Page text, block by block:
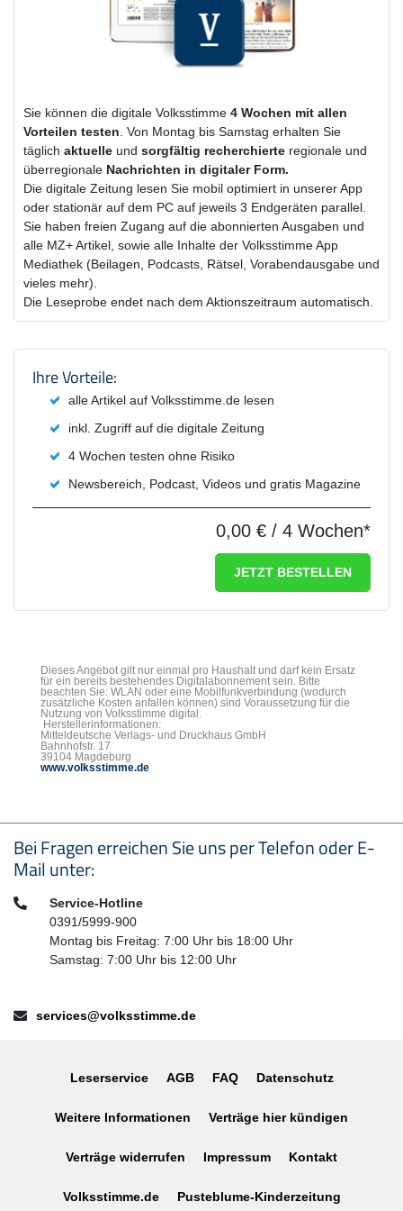
Sie können die digitale Volksstimme 4 Wochen mit allen
Vorteilen testen . Von Montag bis Samstag erhalten Sie
täglich aktuelle und sorgfältig recherchierte regionale und
überregionale Nachrichten in digitaler Form.
Die digitale Zeitung lesen Sie mobil optimiert in unserer App
oder stationär auf dem PC auf jeweils 3 Endgeräten parallel.
Sie haben freien Zugang auf die abonnierten Ausgaben und
alle MZ+ Artikel, sowie alle Inhalte der Volksstimme App
Mediathek (Beilagen, Podcasts, Rätsel, Vorabendausgabe und
vieles mehr).
Die Leseprobe endet nach dem Aktionszeitraum automatisch.
Produktzusammenfassung und
Ihre Vorteile:
alle Artikel auf Volksstimme.de lesen
inkl. Zugriff auf die digitale Zeitung
4 Wochen testen ohne Risiko
Newsbereich, Podcast, Videos und gratis Magazine
0,00 € / 4 Wochen*
JETZT BESTELLEN
Dieses Angebot gilt nur einmal pro Haushalt und darf kein Ersatz
für ein bereits bestehendes Digitalabonnement sein. Bitte
beachten Sie: WLAN oder eine Mobilfunkverbindung (wodurch
zusätzliche Kosten anfallen können) sind Voraussetzung für die
Nutzung von Volksstimme digital.
Herstellerinformationen:
Mitteldeutsche Verlags- und Druckhaus GmbH
Bahnhofstr. 17
39104 Magdeburg
www.volksstimme.de
Seitenfußbereich
Bei Fragen erreichen Sie uns per Telefon oder E-
Mail unter:
Telefon:Service-Hotline
0391/5999-900
Montag bis Freitag: 7:00 Uhr bis 18:00 Uhr
Samstag: 7:00 Uhr bis 12:00 Uhr
E-Mail:services@volksstimme.de
Leserservice AGB FAQ Datenschutz
Weitere Informationen Verträge hier kündigen
Verträge widerrufen Impressum Kontakt
Volksstimme.de Pusteblume-Kinderzeitung